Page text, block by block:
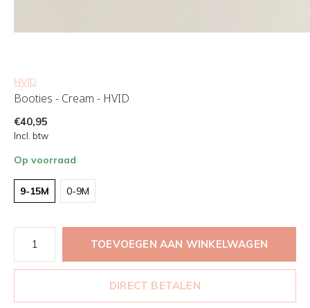
HVID
Booties - Cream - HVID
€40,95
Incl. btw
Op voorraad
9-15M 0-9M
TOEVOEGEN AAN WINKELWAGEN
DIRECT BETALEN